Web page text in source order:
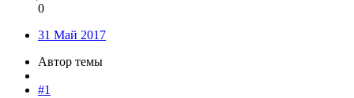
0
31 Май 2017
Автор темы
#1